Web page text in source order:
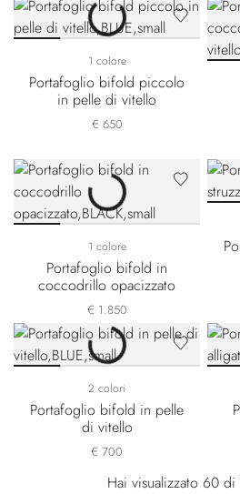
1 colore
Portafoglio bifold piccolo
in pelle di vitello
€ 650
1 colore
Portafoglio bifold in
coccodrillo opacizzato
€ 1.850
2 colori
Portafoglio bifold in pelle
di vitello
€ 700
Hai visualizzato 60 di